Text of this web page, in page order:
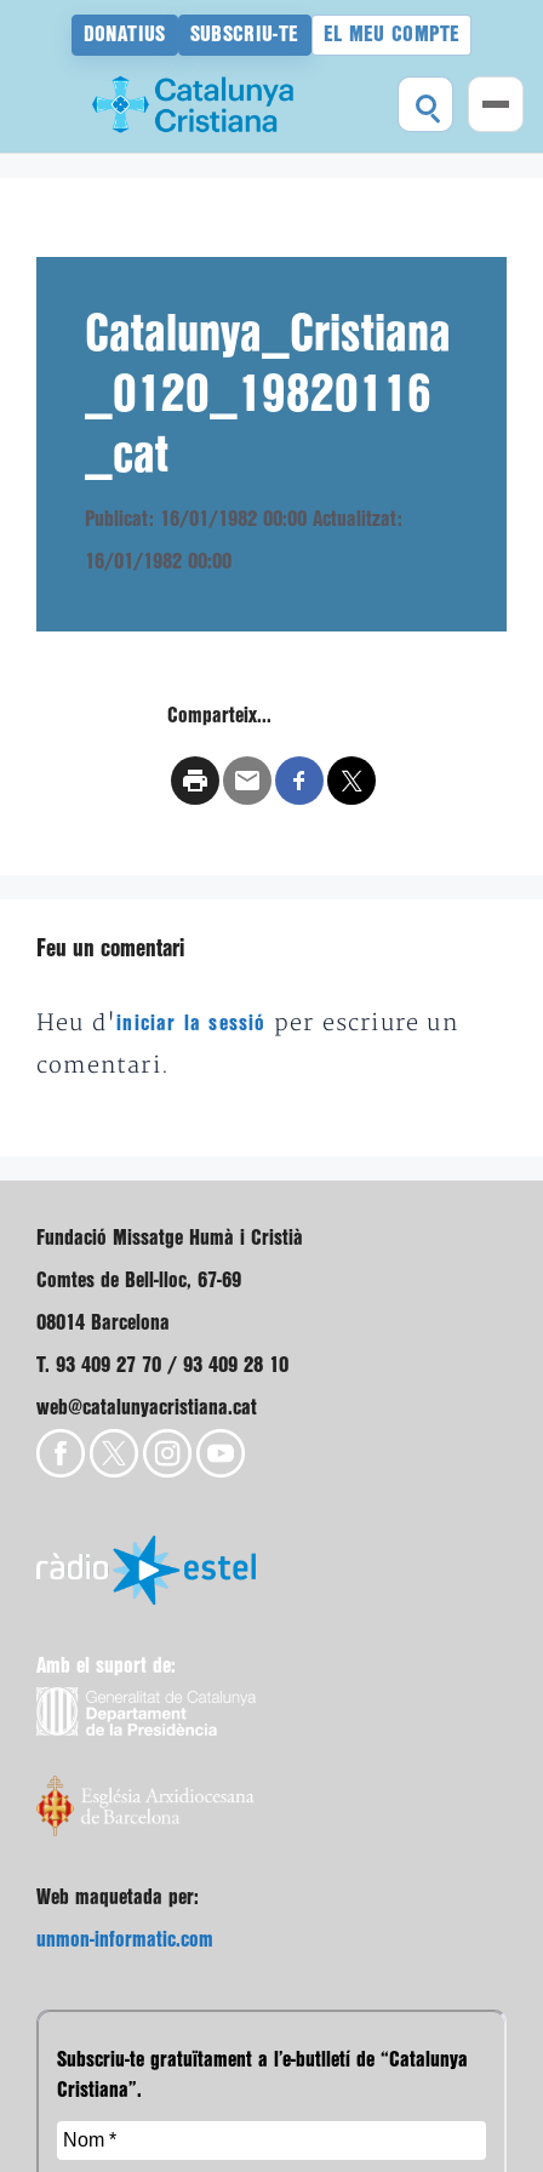
DONATIUS SUBSCRIU-TE EL MEU COMPTE
Catalunya_Cristiana
_0120_19820116
_cat
Publicat: 16/01/1982 00:00 Actualitzat:
16/01/1982 00:00
Comparteix...
Feu un comentari
Heu d'iniciar la sessió
per escriure un
comentari.
Fundació Missatge Humà i Cristià
Comtes de Bell-lloc, 67-69
08014 Barcelona
T. 93 409 27 70 / 93 409 28 10
web@catalunyacristiana.cat
Amb el suport de:
Web maquetada per:
unmon-informatic.com
Subscriu-te gratuïtament a l’e-butlletí de “Catalunya
Cristiana”.